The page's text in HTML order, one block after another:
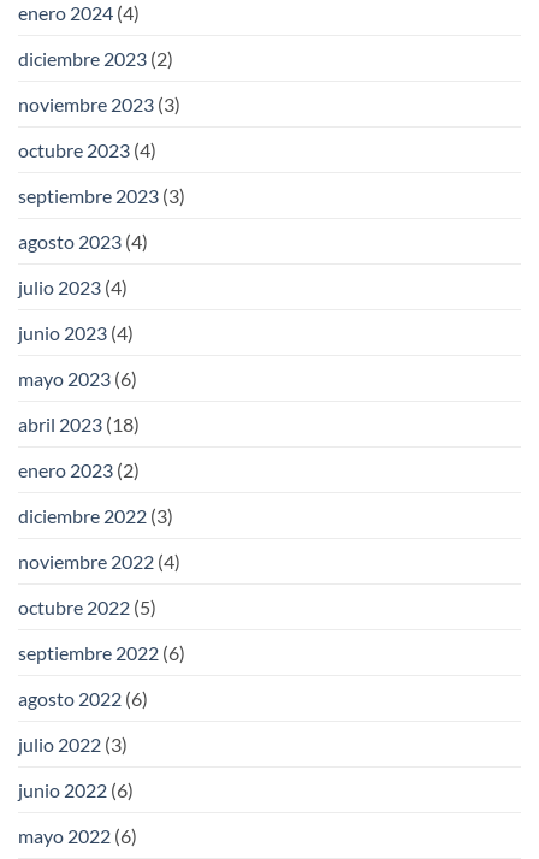
enero 2024 (4)
diciembre 2023 (2)
noviembre 2023 (3)
octubre 2023 (4)
septiembre 2023 (3)
agosto 2023 (4)
julio 2023 (4)
junio 2023 (4)
mayo 2023 (6)
abril 2023 (18)
enero 2023 (2)
diciembre 2022 (3)
noviembre 2022 (4)
octubre 2022 (5)
septiembre 2022 (6)
agosto 2022 (6)
julio 2022 (3)
junio 2022 (6)
mayo 2022 (6)